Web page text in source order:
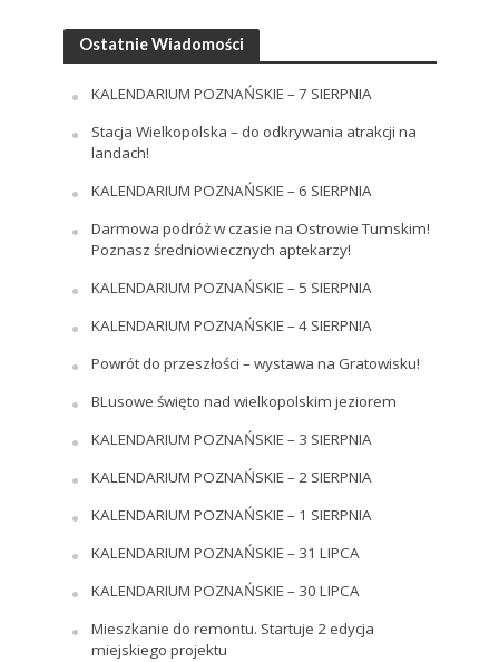
Ostatnie Wiadomości
KALENDARIUM POZNAŃSKIE – 7 SIERPNIA
Stacja Wielkopolska – do odkrywania atrakcji na
landach!
KALENDARIUM POZNAŃSKIE – 6 SIERPNIA
Darmowa podróż w czasie na Ostrowie Tumskim!
Poznasz średniowiecznych aptekarzy!
KALENDARIUM POZNAŃSKIE – 5 SIERPNIA
KALENDARIUM POZNAŃSKIE – 4 SIERPNIA
Powrót do przeszłości – wystawa na Gratowisku!
BLusowe święto nad wielkopolskim jeziorem
KALENDARIUM POZNAŃSKIE – 3 SIERPNIA
KALENDARIUM POZNAŃSKIE – 2 SIERPNIA
KALENDARIUM POZNAŃSKIE – 1 SIERPNIA
KALENDARIUM POZNAŃSKIE – 31 LIPCA
KALENDARIUM POZNAŃSKIE – 30 LIPCA
Mieszkanie do remontu. Startuje 2 edycja
miejskiego projektu